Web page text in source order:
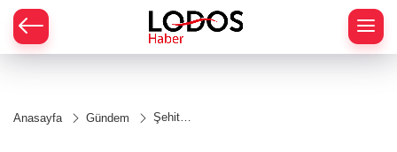
Anasayfa Gündem
Şehit